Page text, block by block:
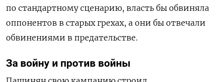
по стандартному сценарию, власть бы обвиняла
оппонентов в старых грехах, а они бы отвечали
обвинениями в предательстве.
За войну и против войны